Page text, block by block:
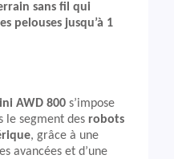
sans fil qui
pelouses jusqu’à 1
AWD 800 s’impose
le segment des robots
, grâce à une
avancées et d’une